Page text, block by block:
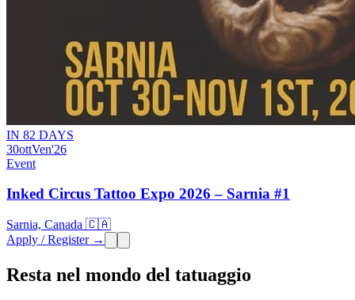
IN 82 DAYS
30ottVen'26
Event
Inked Circus Tattoo Expo 2026 – Sarnia #1
Sarnia, Canada 🇨🇦
Apply / Register →
Resta nel mondo del tatuaggio